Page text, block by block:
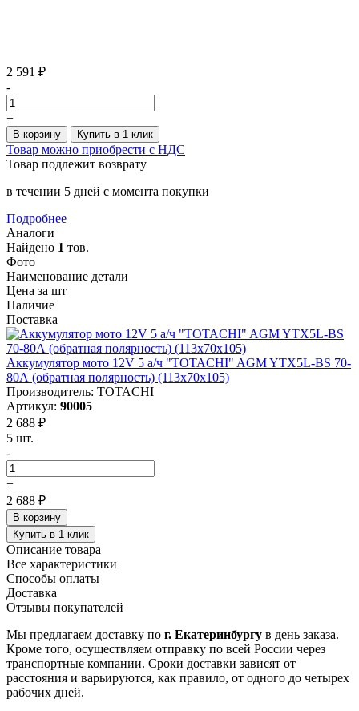
2 591 ₽
-
+
В корзину Купить в 1 клик
Товар можно приобрести с НДС
Товар подлежит возврату
в течении 5 дней с момента покупки
Подробнее
Аналоги
Найдено 1 тов.
Фото
Наименование детали
Цена за шт
Наличие
Поставка
Аккумулятор мото 12V 5 а/ч "TOTACHI" AGM YTX5L-BS 70-
80А (обратная полярность) (113х70х105)
Производитель: TOTACHI
Артикул: 90005
2 688 ₽
5 шт.
-
+
2 688 ₽
В корзину
Купить в 1 клик
Описание товара
Все характеристики
Способы оплаты
Доставка
Отзывы покупателей
Мы предлагаем доставку по г. Екатеринбургу в день заказа.
Кроме того, осуществляем отправку по всей России через
транспортные компании. Сроки доставки зависят от
расстояния и варьируются, как правило, от одного до четырех
рабочих дней.